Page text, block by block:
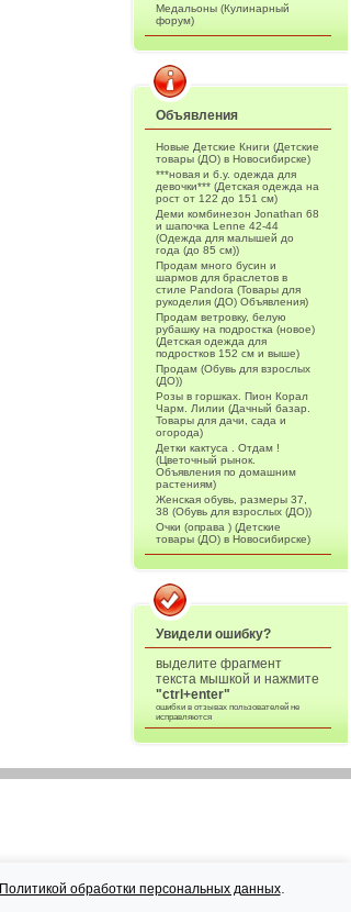
Медальоны (Кулинарный
форум)
Объявления
Новые Детские Книги (Детские
товары (ДО) в Новосибирске)
***новая и б.у. одежда для
девочки*** (Детская одежда на
рост от 122 до 151 см)
Деми комбинезон Jonathan 68
и шапочка Lenne 42-44
(Одежда для малышей до
года (до 85 см))
Продам много бусин и
шармов для браслетов в
стиле Pandora (Товары для
рукоделия (ДО) Объявления)
Продам ветровку, белую
рубашку на подростка (новое)
(Детская одежда для
подростков 152 см и выше)
Продам (Обувь для взрослых
(ДО))
Розы в горшках. Пион Корал
Чарм. Лилии (Дачный базар.
Товары для дачи, сада и
огорода)
Детки кактуса . Отдам !
(Цветочный рынок.
Объявления по домашним
растениям)
Женская обувь, размеры 37,
38 (Обувь для взрослых (ДО))
Очки (оправа ) (Детские
товары (ДО) в Новосибирске)
Увидели ошибку?
выделите фрагмент
текста мышкой и нажмите
"ctrl+enter"
ошибки в отзывах пользователей не
исправляются
Политикой обработки персональных данных.